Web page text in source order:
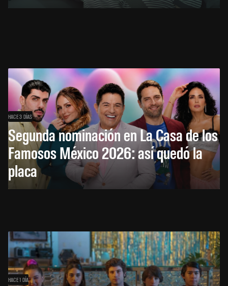
HACE 3 DÍAS
Segunda nominación en La Casa de los
Famosos México 2026: así quedó la
placa
HACE 1 DÍA